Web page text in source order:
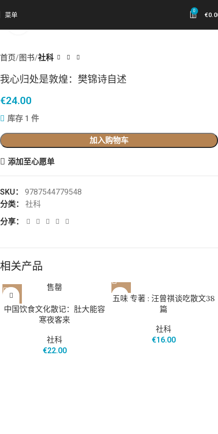
菜单
0
€
首页 图书 社科
我心归处是敦煌：樊锦诗自述
€24.00
库存 1 件
加入购物车
添加至心愿单
SKU： 9787544779548
分类：
社科
分享：
相关产品
售罄
中国饮食文化散记：肚大能容
寒夜客来
社科
€22.00
五味 专著 : 汪曾祺谈吃散文38
篇
社科
€16.00